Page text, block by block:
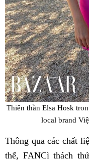
Thiên thần Elsa Hosk
local brand
Thông qua các chất
thể, FANCì thách